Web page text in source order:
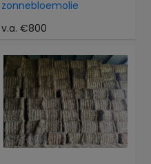
zonnebloemolie
v.a. €800